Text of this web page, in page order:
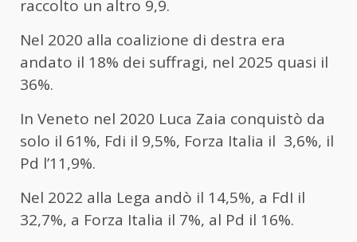
raccolto un altro 9,9.
Nel 2020 alla coalizione di destra era
andato il 18% dei suffragi, nel 2025 quasi il
36%.
In Veneto nel 2020 Luca Zaia conquistò da
solo il 61%, Fdi il 9,5%, Forza Italia il 3,6%, il
Pd l’11,9%.
Nel 2022 alla Lega andò il 14,5%, a FdI il
32,7%, a Forza Italia il 7%, al Pd il 16%.